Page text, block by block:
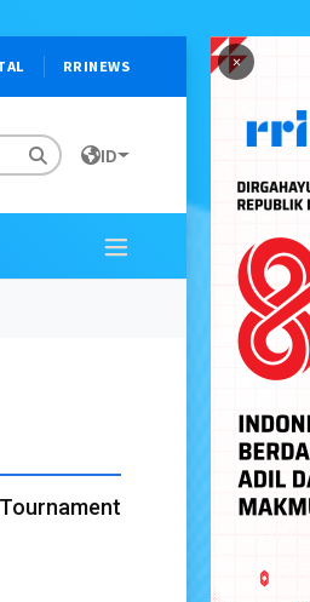
×
RRINEWS
ID